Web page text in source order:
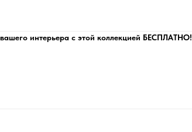
интерьера с этой коллекцией БЕСПЛАТНО!